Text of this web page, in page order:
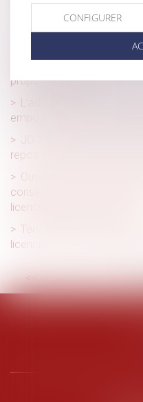
Licenciement pris sur la
: la Cour de cassation
Depuis le 1er janvier,
proposition de CDI
L’adhésion au contrat
emporte renonciation aux
JO 2024 : certaines
repos hebdomadaire de
Ouverture d’une
consécutive à une
licenciements prononcés
Tenir des propos
licenciement pour faute
<< < ... 4 5 6
CONFIGURER